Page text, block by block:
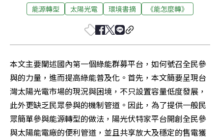
能源轉型 太陽光電 環境書摘 《能怎麼轉》
本文主要闡述國內第一個綠能群募平台，如何號召全民參
與的力量，進而提高綠能普及化。首先，本文簡要呈現台
灣太陽光電市場的現況與困境，不只設置容量低度發展，
此外更缺乏民眾參與的機制管道。因此，為了提供一般民
眾簡單參與能源轉型的做法，陽光伏特家平台開創全民參
與太陽能電廠的便利管道，並且共享放大及穩定的售電獲